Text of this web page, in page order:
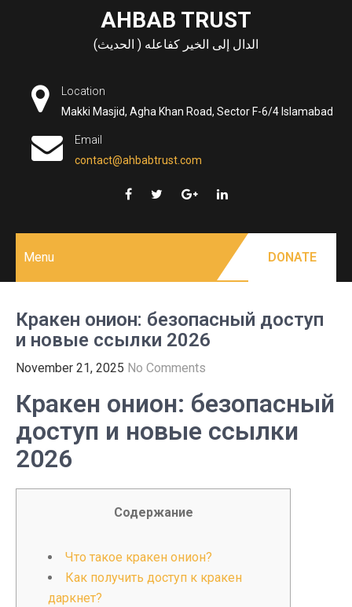
AHBAB TRUST
الدال إلى الخير كفاعله ( الحديث)
Location
Makki Masjid, Agha Khan Road, Sector F-6/4 Islamabad
Email
contact@ahbabtrust.com
Menu DONATE
Кракен онион: безопасный доступ
и новые ссылки 2026
November 21, 2025 No Comments
Кракен онион: безопасный
доступ и новые ссылки
2026
Содержание
Что такое кракен онион?
Как получить доступ к кракен
даркнет?